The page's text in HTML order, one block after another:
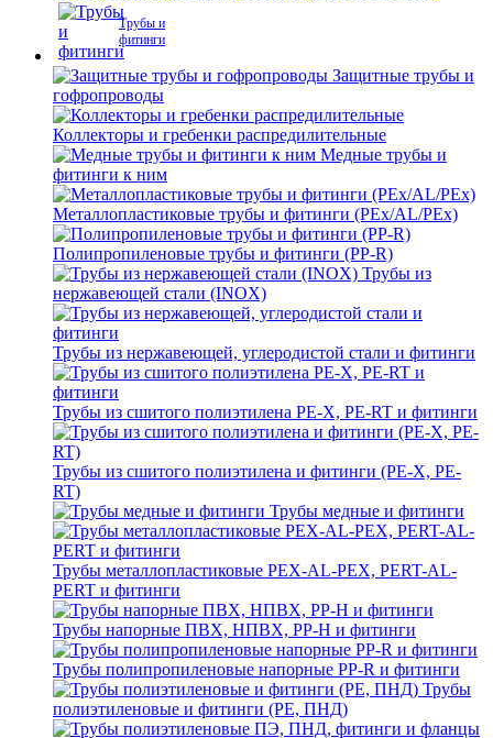
Трубы и
фитинги
Защитные трубы и
гофропроводы
Коллекторы и гребенки распредилительные
Медные трубы и
фитинги к ним
Металлопластиковые трубы и фитинги (PEx/AL/PEx)
Полипропиленовые трубы и фитинги (PP-R)
Трубы из
нержавеющей стали (INOX)
Трубы из нержавеющей, углеродистой стали и фитинги
Трубы из сшитого полиэтилена PE-X, PE-RT и фитинги
Трубы из сшитого полиэтилена и фитинги (PE-X, PE-
RT)
Трубы медные и фитинги
Трубы металлопластиковые PEX-AL-PEX, PERT-AL-
PERT и фитинги
Трубы напорные ПВХ, НПВХ, PP-H и фитинги
Трубы полипропиленовые напорные PP-R и фитинги
Трубы
полиэтиленовые и фитинги (PE, ПНД)